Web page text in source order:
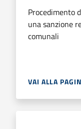
Procedimento
una sanzione
comunali
VAI ALLA